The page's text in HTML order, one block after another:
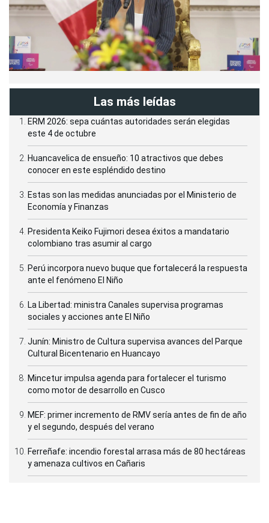
Las más leídas
ERM 2026: sepa cuántas autoridades serán elegidas
este 4 de octubre
Huancavelica de ensueño: 10 atractivos que debes
conocer en este espléndido destino
Estas son las medidas anunciadas por el Ministerio de
Economía y Finanzas
Presidenta Keiko Fujimori desea éxitos a mandatario
colombiano tras asumir al cargo
Perú incorpora nuevo buque que fortalecerá la respuesta
ante el fenómeno El Niño
La Libertad: ministra Canales supervisa programas
sociales y acciones ante El Niño
Junín: Ministro de Cultura supervisa avances del Parque
Cultural Bicentenario en Huancayo
Mincetur impulsa agenda para fortalecer el turismo
como motor de desarrollo en Cusco
MEF: primer incremento de RMV sería antes de fin de año
y el segundo, después del verano
Ferreñafe: incendio forestal arrasa más de 80 hectáreas
y amenaza cultivos en Cañaris